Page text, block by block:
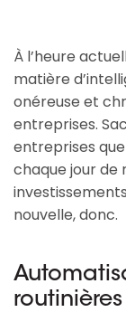
À l’heure
matière
onéreuse et
entreprises.
entreprises
chaque jour de
nouvelle, donc.